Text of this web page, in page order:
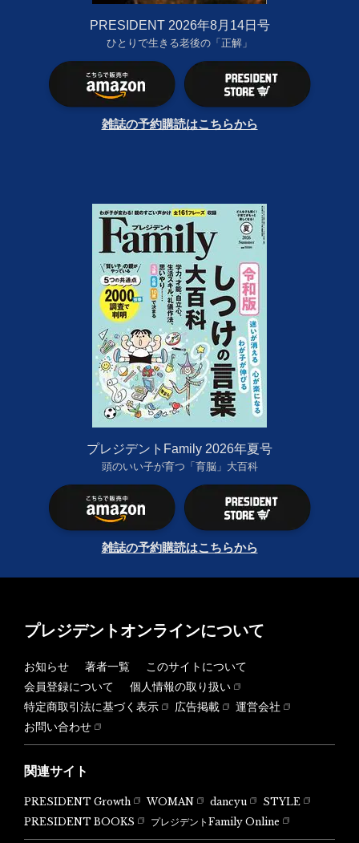
PRESIDENT 2026年8月14日号
ひとりで生きる老後の「正解」
雑誌の予約購読はこちらから
プレジデントFamily 2026年夏号
頭のいい子が育つ「育脳」大百科
雑誌の予約購読はこちらから
プレジデントオンラインについて
お知らせ 著者一覧
このサイトについて
会員登録について
個人情報の取り扱い
特定商取引法に基づく表示
広告掲載
運営会社
お問い合わせ
関連サイト
PRESIDENT Growth WOMAN dancyu
STYLE
PRESIDENT BOOKS
プレジデントFamily Online